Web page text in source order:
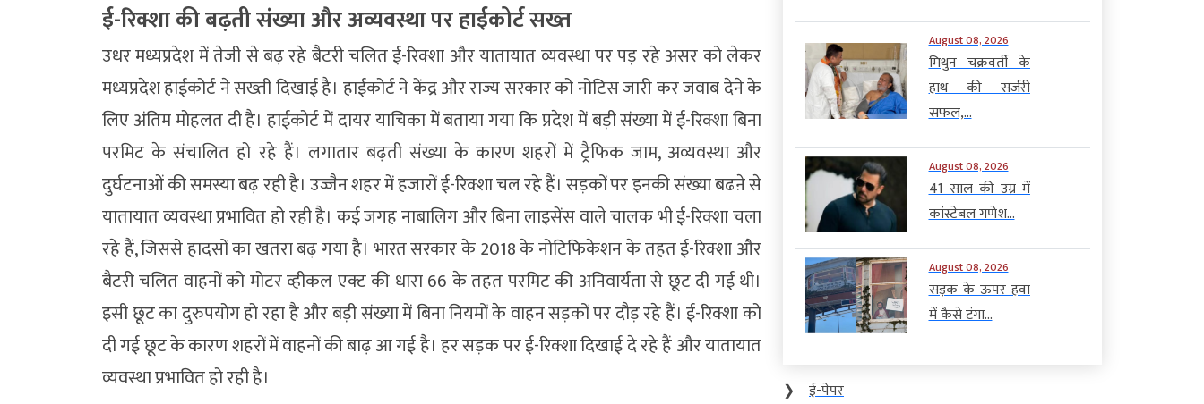
ई-रिक्शा की बढ़ती संख्या और अव्यवस्था पर हाईकोर्ट सख्त
उधर मध्यप्रदेश में तेजी से बढ़ रहे बैटरी चलित ई-रिक्शा और यातायात व्यवस्था पर पड़ रहे असर को लेकर
मध्यप्रदेश हाईकोर्ट ने सख्ती दिखाई है। हाईकोर्ट ने केंद्र और राज्य सरकार को नोटिस जारी कर जवाब देने के
लिए अंतिम मोहलत दी है। हाईकोर्ट में दायर याचिका में बताया गया कि प्रदेश में बड़ी संख्या में ई-रिक्शा बिना
परमिट के संचालित हो रहे हैं। लगातार बढ़ती संख्या के कारण शहरों में ट्रैफिक जाम, अव्यवस्था और
दुर्घटनाओं की समस्या बढ़ रही है। उज्जैन शहर में हजारों ई-रिक्शा चल रहे हैं। सड़कों पर इनकी संख्या बढऩे से
यातायात व्यवस्था प्रभावित हो रही है। कई जगह नाबालिग और बिना लाइसेंस वाले चालक भी ई-रिक्शा चला
रहे हैं, जिससे हादसों का खतरा बढ़ गया है। भारत सरकार के 2018 के नोटिफिकेशन के तहत ई-रिक्शा और
बैटरी चलित वाहनों को मोटर व्हीकल एक्ट की धारा 66 के तहत परमिट की अनिवार्यता से छूट दी गई थी।
इसी छूट का दुरुपयोग हो रहा है और बड़ी संख्या में बिना नियमों के वाहन सड़कों पर दौड़ रहे हैं। ई-रिक्शा को
दी गई छूट के कारण शहरों में वाहनों की बाढ़ आ गई है। हर सड़क पर ई-रिक्शा दिखाई दे रहे हैं और यातायात
व्यवस्था प्रभावित हो रही है।
August 08, 2026
मिथुन चक्रवर्ती के
हाथ की सर्जरी
सफल,...
August 08, 2026
41 साल की उम्र में
कांस्टेबल गणेश...
August 08, 2026
सड़क के ऊपर हवा
में कैसे टंगा...
❯
ई-पेपर